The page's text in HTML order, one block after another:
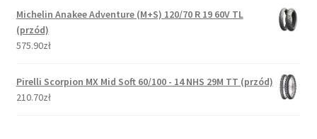
Michelin Anakee Adventure (M+S) 120/70 R 19 60V TL
(przód)
575.90zł
Pirelli Scorpion MX Mid Soft 60/100 - 14 NHS 29M TT (przód)
210.70zł